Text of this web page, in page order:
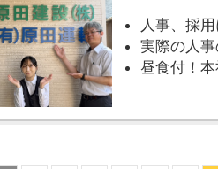
人事、採
実際の人事
昼食付！